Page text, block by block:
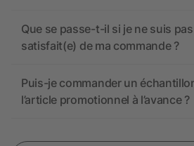
Que se passe-t-il si je ne suis pas
satisfait(e) de ma commande ?
Puis-je commander un
l’article promotionnel à l’avance ?